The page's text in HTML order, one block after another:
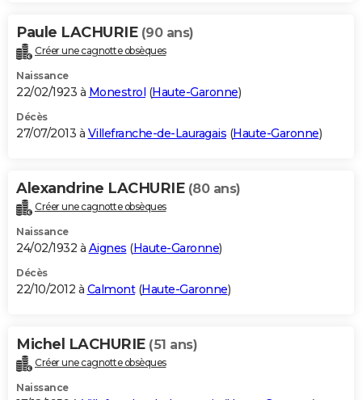
Paule LACHURIE (90 ans)
Créer une cagnotte obsèques
Naissance
22/02/1923 à Monestrol (Haute-Garonne)
Décès
27/07/2013 à Villefranche-de-Lauragais (Haute-Garonne)
Alexandrine LACHURIE (80 ans)
Créer une cagnotte obsèques
Naissance
24/02/1932 à Aignes (Haute-Garonne)
Décès
22/10/2012 à Calmont(Haute-Garonne)
Michel LACHURIE (51 ans)
Créer une cagnotte obsèques
Naissance